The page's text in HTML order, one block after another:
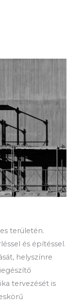
területén.
és építéssel.
helyszínre
tervezését is